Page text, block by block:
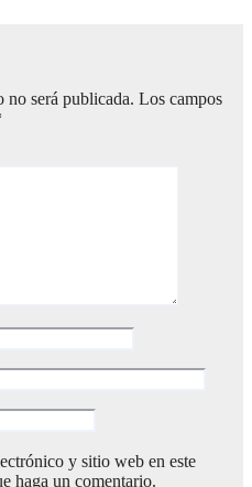
no será publicada. Los campos
y sitio web en este
haga un comentario.